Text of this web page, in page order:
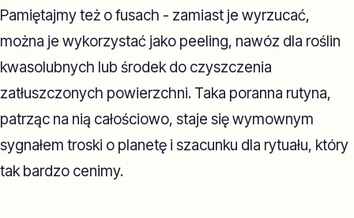
Pamiętajmy też o fusach - zamiast je wyrzucać,
można je wykorzystać jako peeling, nawóz dla roślin
kwasolubnych lub środek do czyszczenia
zatłuszczonych powierzchni. Taka poranna rutyna,
patrząc na nią całościowo, staje się wymownym
sygnałem troski o planetę i szacunku dla rytuału, który
tak bardzo cenimy.